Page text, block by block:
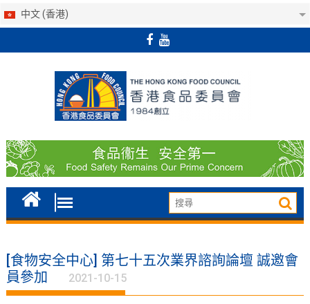
中文 (香港)
[食物安全中心] 第七十五次業界諮詢論壇 誠邀會
員參加
2021-10-15